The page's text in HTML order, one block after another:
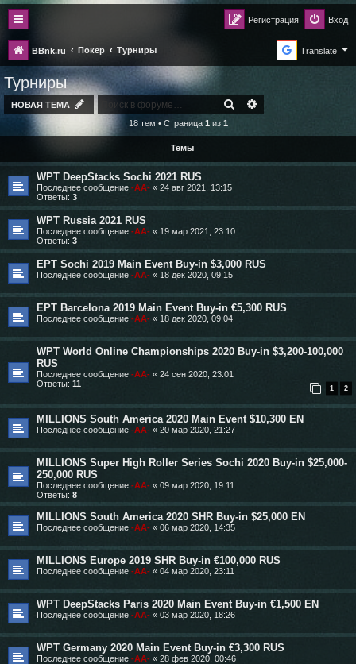
Вход
Регистрация
BBnk.ru Покер Турниры Translate
Турниры
НОВАЯ ТЕМА ПОИСК
18 тем • Страница 1 из 1
Темы
WPT DeepStacks Sochi 2021 RUS
Последнее сообщение -AA- « 24 авг 2021, 13:15
Ответы: 3
WPT Russia 2021 RUS
Последнее сообщение -AA- « 19 мар 2021, 23:10
Ответы: 3
EPT Sochi 2019 Main Event Buy-in $3,000 RUS
Последнее сообщение -AA- « 18 дек 2020, 09:15
EPT Barcelona 2019 Main Event Buy-in €5,300 RUS
Последнее сообщение -AA- « 18 дек 2020, 09:04
WPT World Online Championships 2020 Buy-in $3,200-100,000
RUS
Последнее сообщение -AA- « 24 сен 2020, 23:01
Ответы: 11 1 2
MILLIONS South America 2020 Main Event $10,300 EN
Последнее сообщение -AA- « 20 мар 2020, 21:27
MILLIONS Super High Roller Series Sochi 2020 Buy-in $25,000-
250,000 RUS
Последнее сообщение -AA- « 09 мар 2020, 19:11
Ответы: 8
MILLIONS South America 2020 SHR Buy-in $25,000 EN
Последнее сообщение -AA- « 06 мар 2020, 14:35
MILLIONS Europe 2019 SHR Buy-in €100,000 RUS
Последнее сообщение -AA- « 04 мар 2020, 23:11
WPT DeepStacks Paris 2020 Main Event Buy-in €1,500 EN
Последнее сообщение -AA- « 03 мар 2020, 18:26
WPT Germany 2020 Main Event Buy-in €3,300 RUS
Последнее сообщение -AA- « 28 фев 2020, 00:46